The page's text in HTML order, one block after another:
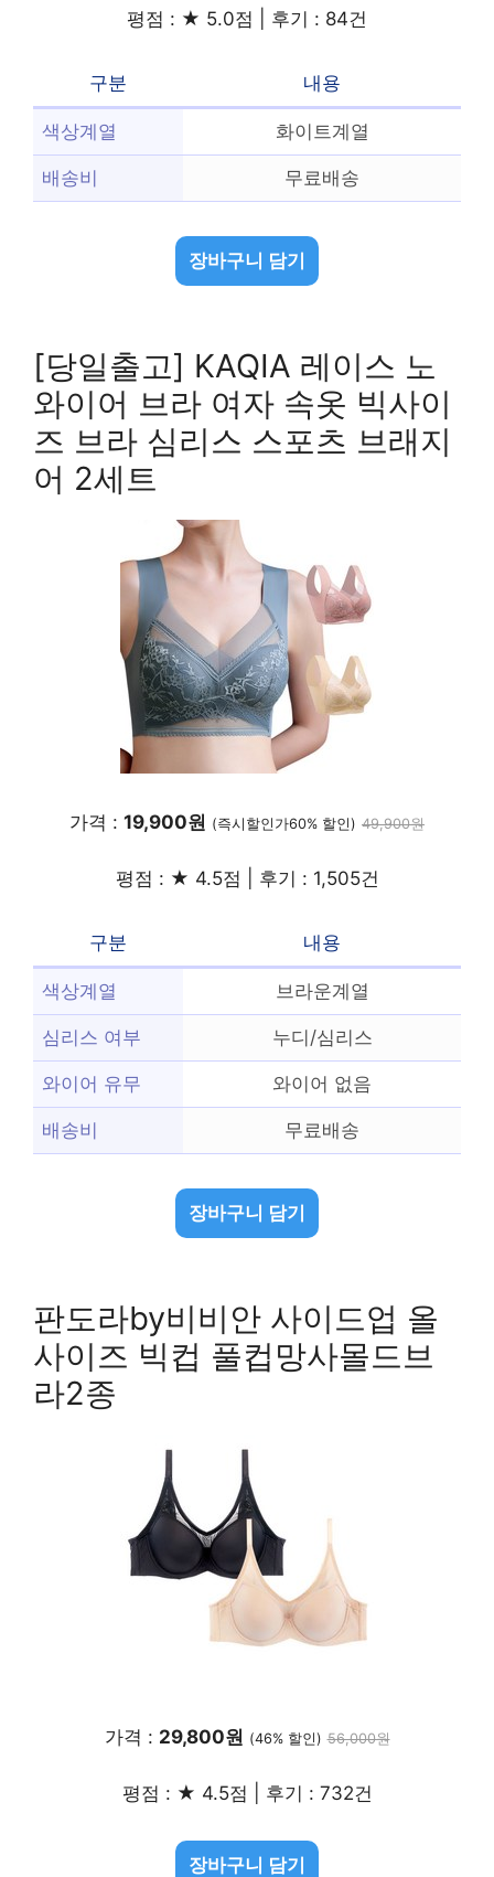
평점 : ★ 5.0점 | 후기 : 84건
구분 내용
색상계열 화이트계열
배송비 무료배송
장바구니 담기
[당일출고] KAQIA 레이스 노
와이어 브라 여자 속옷 빅사이
즈 브라 심리스 스포츠 브래지
어 2세트
가격 : 19,900원 (즉시할인가60% 할인) 49,900원
평점 : ★ 4.5점 | 후기 : 1,505건
구분 내용
색상계열 브라운계열
심리스 여부 누디/심리스
와이어 유무 와이어 없음
배송비 무료배송
장바구니 담기
판도라by비비안 사이드업 올
사이즈 빅컵 풀컵망사몰드브
라2종
가격 : 29,800원 (46% 할인) 56,000원
평점 : ★ 4.5점 | 후기 : 732건
장바구니 담기